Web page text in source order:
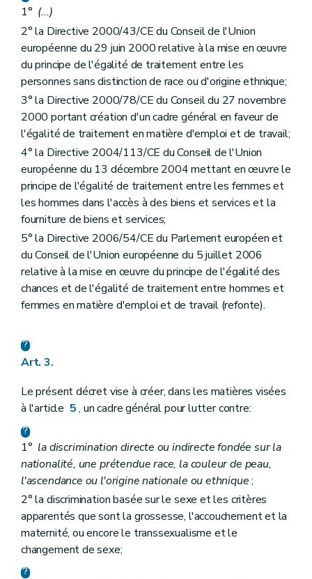
Chapitre XIII
Art. 28
Art. 29
Chapitre XIV Instances compétentes
Art. 30
Art. 31
Chapitre XV Du suivi et de l'évaluation
Art. 33
Chapitre XVI Du contrôle, de la surveillance et du rapport au Parlement wallon
Art. 34
Art. 35
Chapitre XVII Des dispositions modificatives, abrogatoires et finales
Art. 36
Art. 37
Art. 38
Art. 39
1° (...)
2° la Directive 2000/43/CE du Conseil de l'Union
européenne du 29 juin 2000 relative à la mise en œuvre
du principe de l'égalité de traitement entre les
personnes sans distinction de race ou d'origine ethnique;
3° la Directive 2000/78/CE du Conseil du 27 novembre
2000 portant création d'un cadre général en faveur de
l'égalité de traitement en matière d'emploi et de travail;
4° la Directive 2004/113/CE du Conseil de l'Union
européenne du 13 décembre 2004 mettant en œuvre le
principe de l'égalité de traitement entre les femmes et
les hommes dans l'accès à des biens et services et la
fourniture de biens et services;
5° la Directive 2006/54/CE du Parlement européen et
du Conseil de l'Union européenne du 5 juillet 2006
relative à la mise en œuvre du principe de l'égalité des
chances et de l'égalité de traitement entre hommes et
femmes en matière d'emploi et de travail (refonte).
Art. 3.
Le présent décret vise à créer, dans les matières visées
à l'article 5, un cadre général pour lutter contre:
1° la discrimination directe ou indirecte fondée sur la
nationalité, une prétendue race, la couleur de peau,
l'ascendance ou l'origine nationale ou ethnique;
2° la discrimination basée sur le sexe et les critères
apparentés que sont la grossesse, l'accouchement et la
maternité, ou encore le transsexualisme et le
changement de sexe;